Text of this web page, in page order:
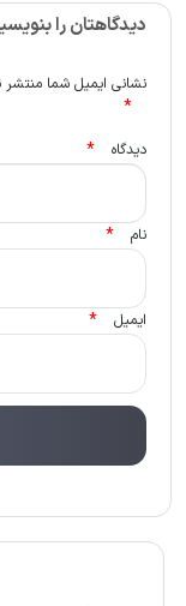
دیدگاهتان را
نشانی ایمیل شما
*
دیدگاه *
نام *
ایمیل *